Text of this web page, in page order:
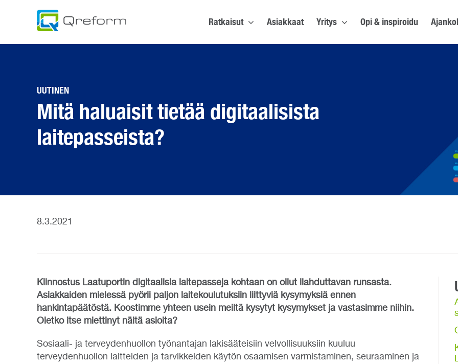
Ratkaisut Asiakkaat Yritys Opi & inspiroidu
UUTINEN
Mitä haluaisit tietää digitaalisista
laitepasseista?
8.3.2021
Kiinnostus Laatuportin digitaalisia laitepasseja kohtaan on ollut ilahduttavan runsasta.
Asiakkaiden mielessä pyörii paljon laitekoulutuksiin liittyviä kysymyksiä ennen
hankintapäätöstä. Koostimme yhteen usein meiltä kysytyt kysymykset ja vastasimme niihin.
Oletko itse miettinyt näitä asioita?
Sosiaali- ja terveydenhuollon työnantajan lakisääteisiin velvollisuuksiin kuuluu
terveydenhuollon laitteiden ja tarvikkeiden käytön osaamisen varmistaminen, seuraaminen ja